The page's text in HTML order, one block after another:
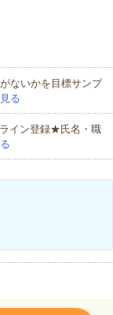
ないかを目標サンプ
る
イン登録★氏名・職